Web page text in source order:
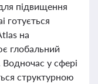
підвищення
готується
на
глобальний
Водночас у сфері
структурною